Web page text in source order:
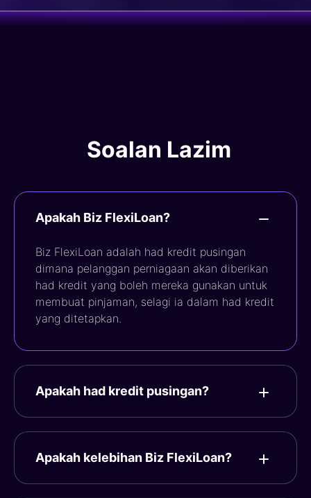
Soalan Lazim
Apakah Biz FlexiLoan?
Biz FlexiLoan adalah had kredit pusingan
dimana pelanggan perniagaan akan diberikan
had kredit yang boleh mereka gunakan untuk
membuat pinjaman, selagi ia dalam had kredit
yang ditetapkan.
Apakah had kredit pusingan?
Apakah kelebihan Biz FlexiLoan?